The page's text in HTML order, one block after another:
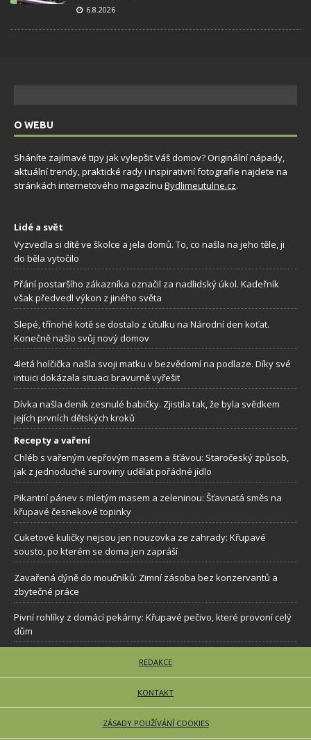
6.8.2026
O WEBU
Sháníte zajímavé tipy jak vylepšit Váš domov? Originální nápady,
aktuální trendy, praktické rady i inspirativní fotografie najdete na
stránkách internetového magazínu Bydlimeutulne.cz.
Lidé a svět
Vyzvedla si dítě ve školce a jela domů. To, co našla na jeho těle, ji
do běla vytočilo
Přání postaršího zákazníka označil za nadlidský úkol. Kadeřník
však předvedl výkon z jiného světa
Slepé, třínohé kotě se dostalo z útulku na Národní den koťat.
Konečně našlo svůj nový domov
4letá holčička našla svoji matku v bezvědomí na podlaze. Díky své
intuici dokázala situaci bravurně vyřešit
Dívka našla deník zesnulé babičky. Zjistila tak, že byla svědkem
jejích prvních dětských kroků
Recepty a vaření
Chléb s vařeným vepřovým masem a šťávou: Staročeský způsob,
jak z jednoduché suroviny udělat pořádné jídlo
Pikantní pánev s mletým masem a zeleninou: Šťavnatá směs na
křupavé česnekové topinky
Cuketové kuličky nejsou jen nouzovka ze zahrady: Křupavé
sousto, po kterém se doma jen zapráší
Zavařená dýně do moučníků: Zimní zásoba bez konzervantů a
zbytečné práce
Pivní rohlíky z domácí pekárny: Křupavé pečivo, které provoní celý
dům
REDAKCE
KONTAKT
ZÁSADY POUŽÍVÁNÍ COOKIES